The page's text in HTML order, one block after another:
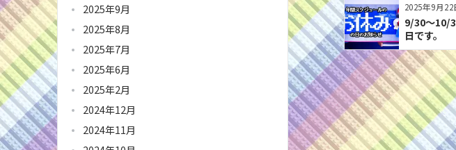
2025年9月22
9/30〜10/
日です。
2025年9月
2025年8月
2025年7月
2025年6月
2025年2月
2024年12月
2024年11月